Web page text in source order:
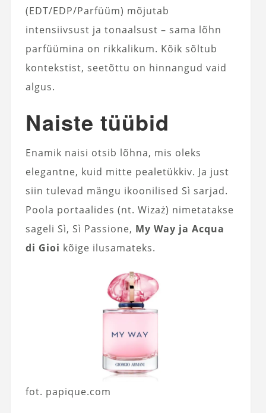
(EDT/EDP/Parfüüm) mõjutab
intensiivsust ja tonaalsust – sama lõhn
parfüümina on rikkalikum. Kõik sõltub
kontekstist, seetõttu on hinnangud vaid
algus.
Naiste tüübid
Enamik naisi otsib lõhna, mis oleks
elegantne, kuid mitte pealetükkiv. Ja just
siin tulevad mängu ikoonilised Sì sarjad.
Poola portaalides (nt. Wizaż) nimetatakse
sageli Sì, Sì Passione, My Way ja Acqua
di Gioi kõige ilusamateks.
fot. papique.com